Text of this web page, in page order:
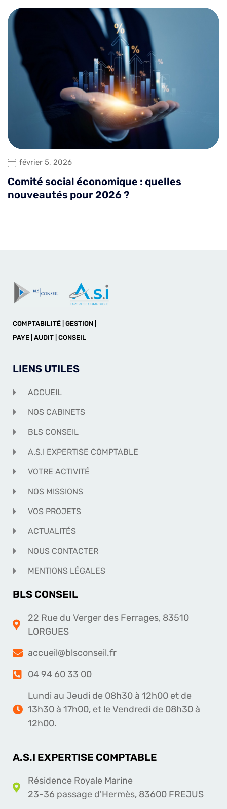
février 5, 2026
Comité social économique : quelles
nouveautés pour 2026 ?
COMPTABILITÉ | GESTION |
PAYE | AUDIT | CONSEIL
LIENS UTILES
ACCUEIL
NOS CABINETS
BLS CONSEIL
A.S.I EXPERTISE COMPTABLE
VOTRE ACTIVITÉ
NOS MISSIONS
VOS PROJETS
ACTUALITÉS
NOUS CONTACTER
MENTIONS LÉGALES
BLS CONSEIL
22 Rue du Verger des Ferrages, 83510
LORGUES
accueil@blsconseil.fr
04 94 60 33 00
Lundi au Jeudi de 08h30 à 12h00 et de
13h30 à 17h00, et le Vendredi de 08h30 à
12h00.
A.S.I EXPERTISE COMPTABLE
Résidence Royale Marine
23-36 passage d'Hermès, 83600 FREJUS